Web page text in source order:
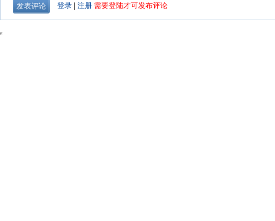
登录 注册 需要登陆才可发布评论